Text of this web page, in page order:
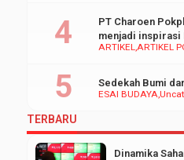
ARTIKELARTIKEL
PT Charoen
menjadi inspirasi
ESAI BUDAYA
Sedekah Bumi
TERBARU
Dinamika